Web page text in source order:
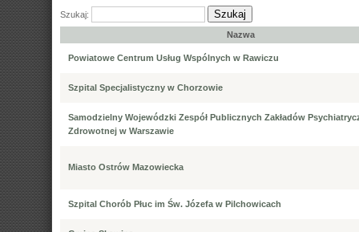
Szukaj: Szukaj
Nazwa
Powiatowe Centrum Usług Wspólnych w Rawiczu
Szpital Specjalistyczny w Chorzowie
Samodzielny Wojewódzki Zespół Publicznych Zakładów
Zdrowotnej w Warszawie
Miasto Ostrów Mazowiecka
Szpital Chorób Płuc im Św. Józefa w Pilchowicach